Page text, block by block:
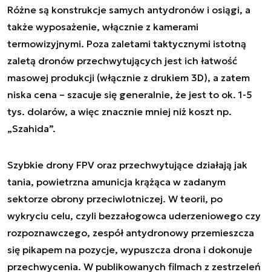
Różne są konstrukcje samych antydronów i osiągi, a
także wyposażenie, włącznie z kamerami
termowizyjnymi. Poza zaletami taktycznymi istotną
zaletą dronów przechwytujących jest ich łatwość
masowej produkcji (włącznie z drukiem 3D), a zatem
niska cena – szacuje się generalnie, że jest to ok. 1-5
tys. dolarów, a więc znacznie mniej niż koszt np.
„Szahida”.
Szybkie drony FPV oraz przechwytujące działają jak
tania, powietrzna amunicja krążąca w zadanym
sektorze obrony przeciwlotniczej. W teorii, po
wykryciu celu, czyli bezzałogowca uderzeniowego czy
rozpoznawczego, zespół antydronowy przemieszcza
się pikapem na pozycje, wypuszcza drona i dokonuje
przechwycenia. W publikowanych filmach z zestrzeleń